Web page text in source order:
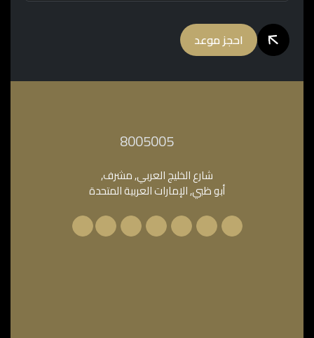
احجز موعد
شارع الخليج العربي, مشرف,
أبو ظبي, الإمارات العربية المتحدة